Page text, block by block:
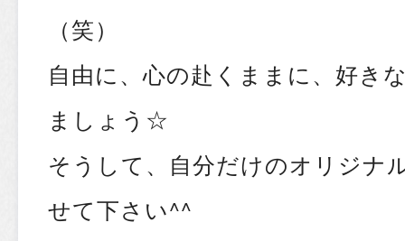
（笑）
自由に、心の赴くままに、好き
ましょう☆
そうして、自分だけのオリジナ
せて下さい^^